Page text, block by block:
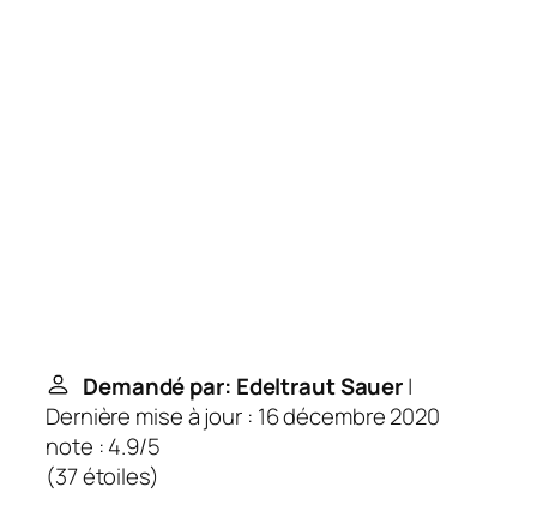
Demandé par: Edeltraut Sauer|
Dernière mise à jour : 16 décembre 2020
note : 4.9/5
(37 étoiles)